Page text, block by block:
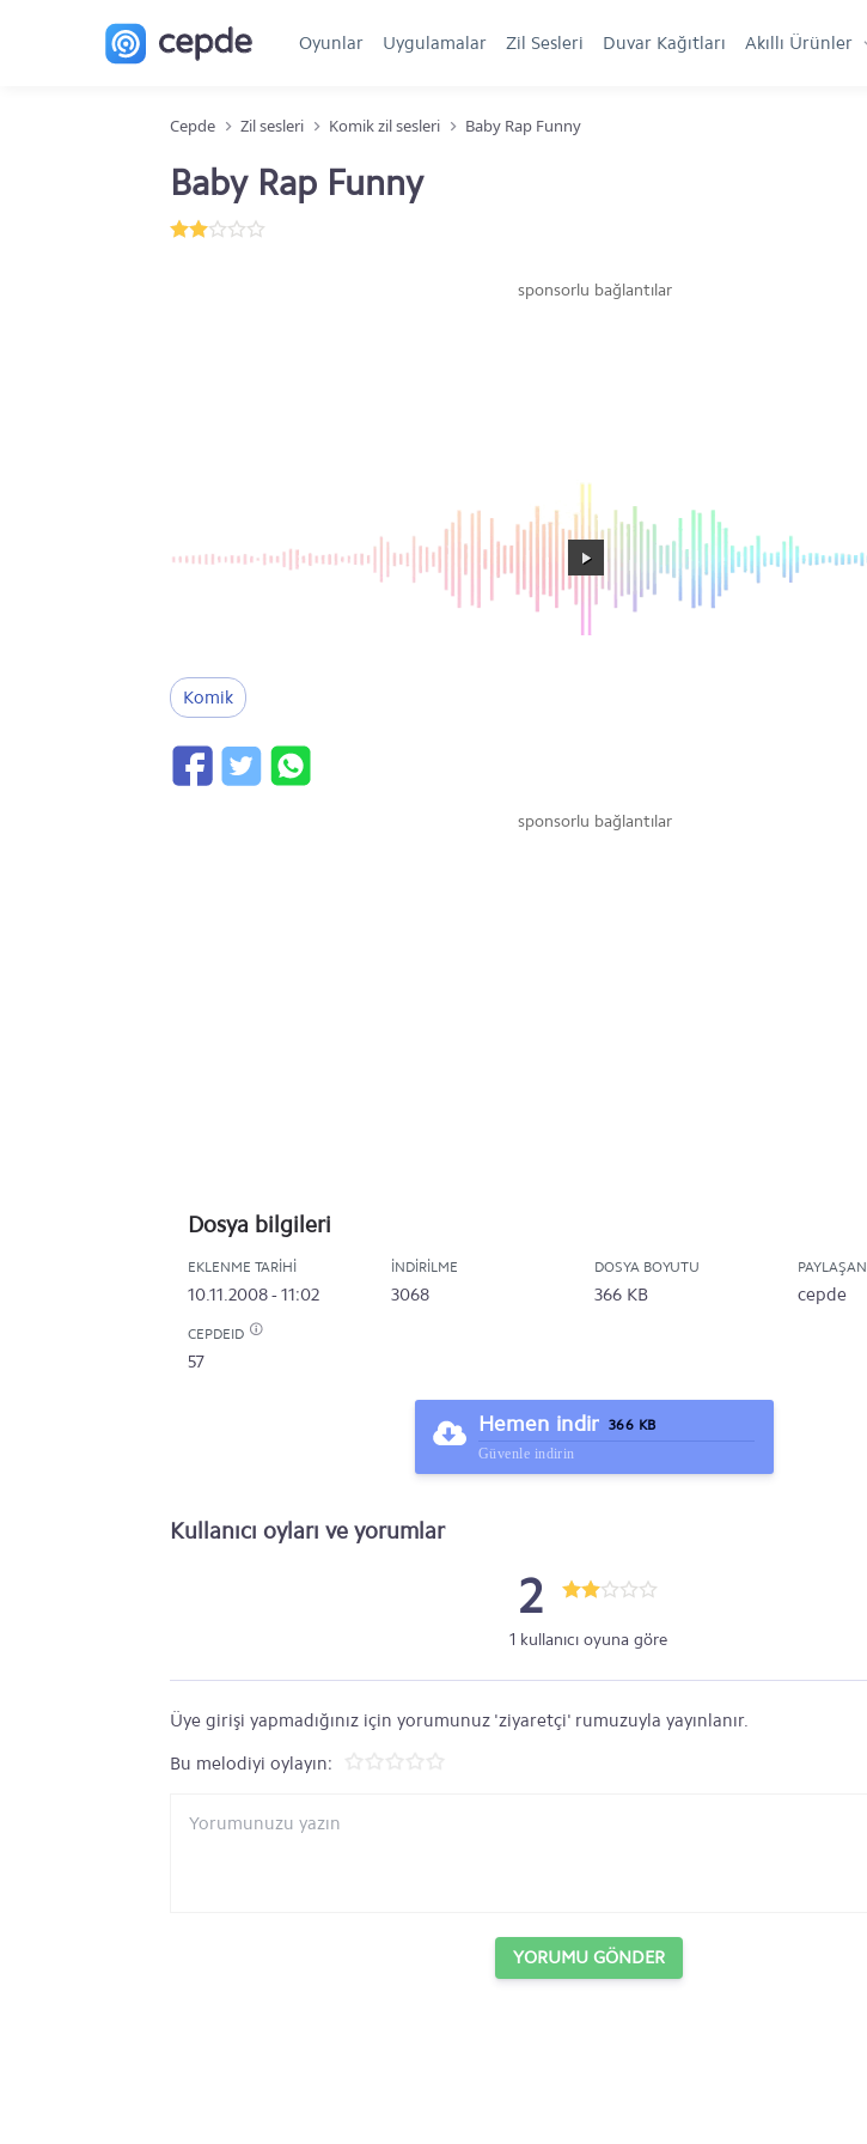
Oyunlar Uygulamalar Zil Sesleri Duvar Kağıtları Akıllı Ürünler
Cepde Zil sesleri Komik zil sesleri Baby Rap Funny
Baby Rap Funny
sponsorlu bağlantılar
Komik
sponsorlu bağlantılar
Dosya bilgileri
EKLENME TARIHI
10.11.2008 - 11:02
İNDIRILME
3068
DOSYA BOYUTU
366 KB
PAYLAŞAN
cepde
CEPDEID
57
Hemen indir 366 KB
Güvenle indirin
Kullanıcı oyları ve yorumlar
2
1 kullanıcı oyuna göre
Üye girişi yapmadığınız için yorumunuz 'ziyaretçi' rumuzuyla yayınlanır.
Bu melodiyi oylayın:
YORUMU GÖNDER